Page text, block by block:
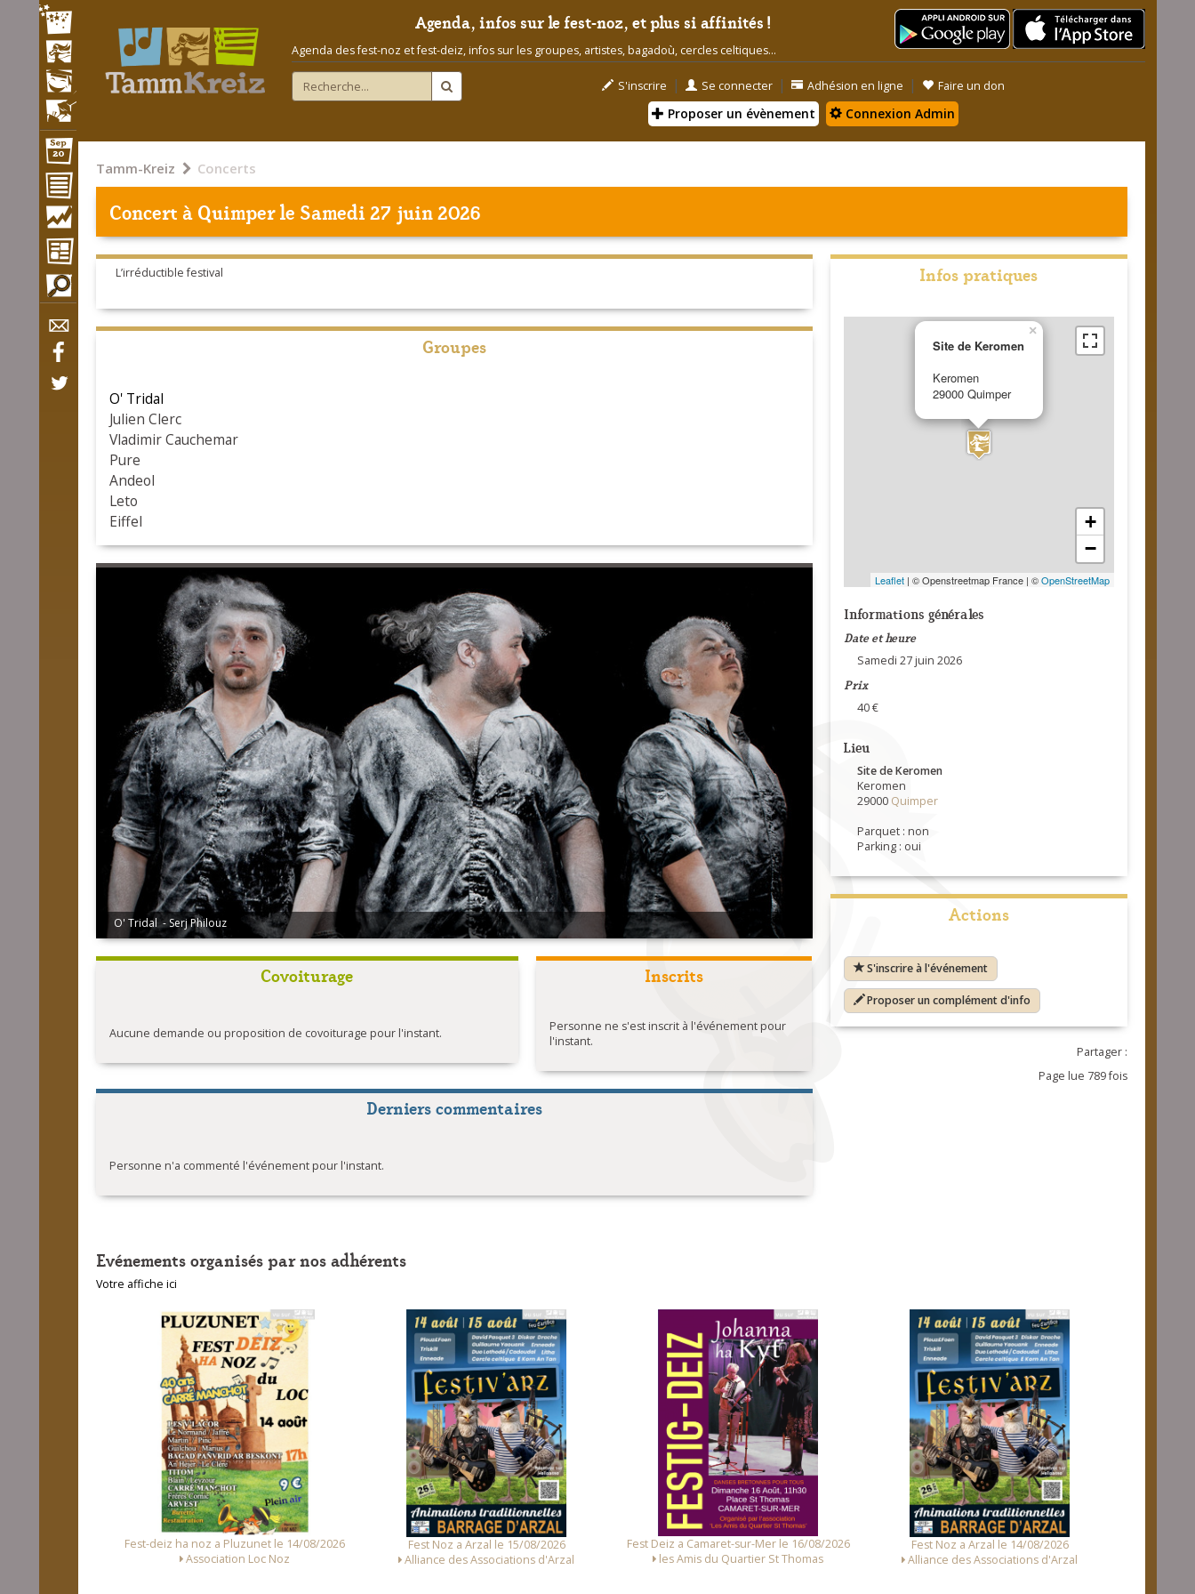
Agenda, infos sur le fest-noz, et plus si affinités !
Agenda des fest-noz et fest-deiz, infos sur les groupes, artistes, bagadoù, cercles celtiques...
S'inscrire | Se connecter | Adhésion en ligne | Faire un don
Proposer un évènement Connexion Admin
Tamm-Kreiz Concerts
Concert àQuimperle Samedi 27 juin 2026
L’irréductible festival
Groupes
O' Tridal
Julien Clerc
Vladimir Cauchemar
Pure
Andeol
Leto
Eiffel
O' Tridal - Serj Philouz
Covoiturage
Aucune demande ou proposition de covoiturage pour l'instant.
Inscrits
Personne ne s'est inscrit à l'événement pour
l'instant.
Derniers commentaires
Personne n'a commenté l'événement pour l'instant.
Infos pratiques
Site de Keromen
Keromen
29000 Quimper
×
+
−
Leaflet| © Openstreetmap France | ©OpenStreetMap
Informations générales
Date et heure
Samedi 27 juin 2026
Prix
40 €
Lieu
Site de Keromen
Keromen
29000 Quimper
Parquet : non
Parking : oui
Actions
S'inscrire à l'événement
Proposer un complément d'info
Partager :
Page lue 789 fois
Evénements organisés par nos adhérents
Votre affiche ici
Fest Noz a Arzal le 15/08/2026
Alliance des Associations d'Arzal
Fest Deiz a Camaret-sur-Mer le 16/08/2026
les Amis du Quartier St Thomas
Fest Noz a Arzal le 14/08/2026
Alliance des Associations d'Arzal
Concert et Fest-Noz a Sainte-Hélène le
16/08/2026